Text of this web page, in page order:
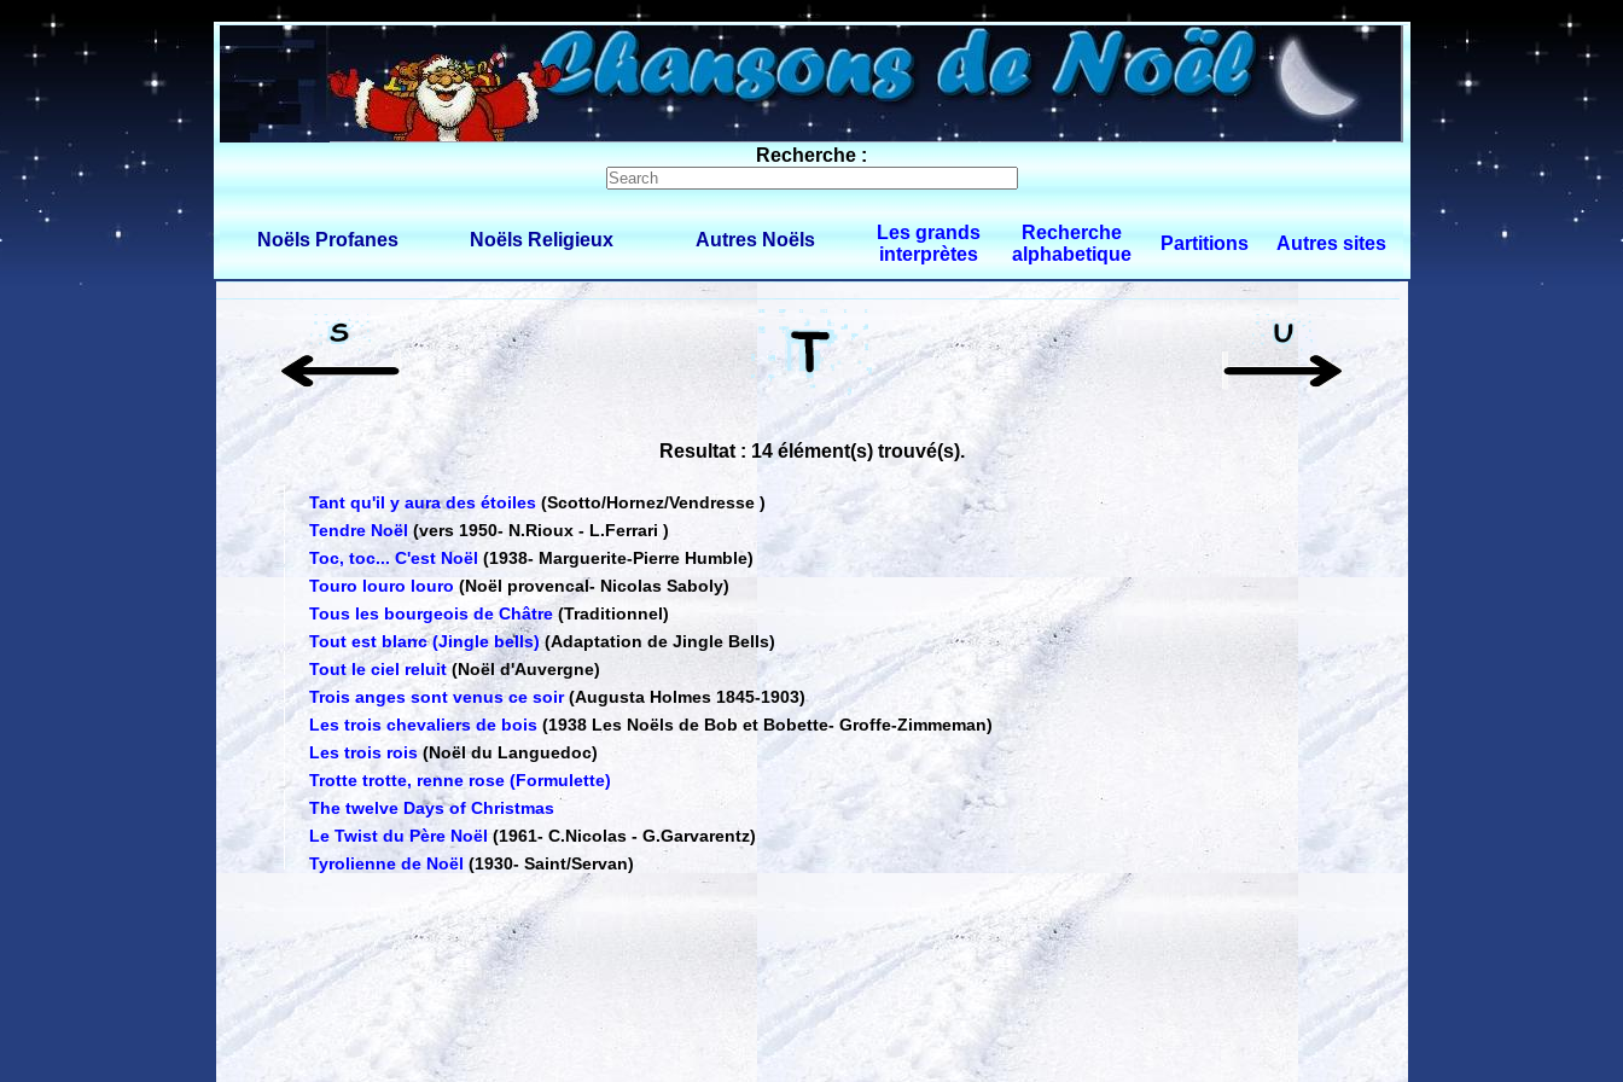
0 $limitbot 1 $limittot 2
Recherche :
Noëls Profanes Noëls Religieux Autres Noëls
Les grands
interprètes
Recherche
alphabetique
Partitions Autres sites
Resultat : 14 élément(s) trouvé(s).
Tant qu'il y aura des étoiles (Scotto/Hornez/Vendresse )
Tendre Noël (vers 1950- N.Rioux - L.Ferrari )
Toc, toc... C'est Noël (1938- Marguerite-Pierre Humble)
Touro louro louro (Noël provencal- Nicolas Saboly)
Tous les bourgeois de Châtre (Traditionnel)
Tout est blanc (Jingle bells) (Adaptation de Jingle Bells)
Tout le ciel reluit (Noël d'Auvergne)
Trois anges sont venus ce soir (Augusta Holmes 1845-1903)
Les trois chevaliers de bois (1938 Les Noëls de Bob et Bobette- Groffe-Zimmeman)
Les trois rois (Noël du Languedoc)
Trotte trotte, renne rose (Formulette)
The twelve Days of Christmas
Le Twist du Père Noël (1961- C.Nicolas - G.Garvarentz)
Tyrolienne de Noël (1930- Saint/Servan)